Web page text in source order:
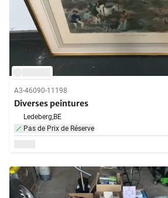
A3-46090-11198
Diverses peintures
Ledeberg,BE
Pas de Prix de Réserve